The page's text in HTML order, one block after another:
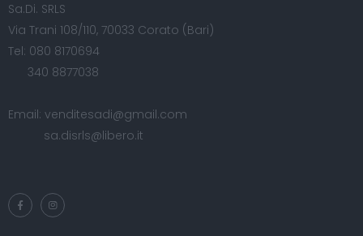
Sa.Di. SRLS
Via Trani 108/110, 70033 Corato (Bari)
Tel: 080 8170694
340 8877038
Email: venditesadi@gmail.com
sa.disrls@libero.it